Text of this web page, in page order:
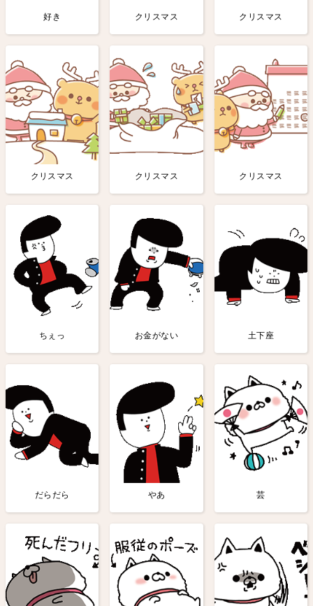
好き クリスマス クリスマス
クリスマス クリスマス クリスマス
ちぇっ お金がない 土下座
だらだら やあ 芸